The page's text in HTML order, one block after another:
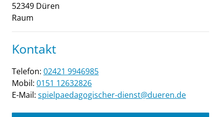
52349 Düren
Raum
Kontakt
Telefon: 02421 9946985
Mobil: 0151 12632826
E-Mail: spielpaedagogischer-dienst@dueren.de